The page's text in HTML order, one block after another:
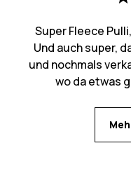
Super Fleece
Und auch super,
und nochmals
wo da etwas